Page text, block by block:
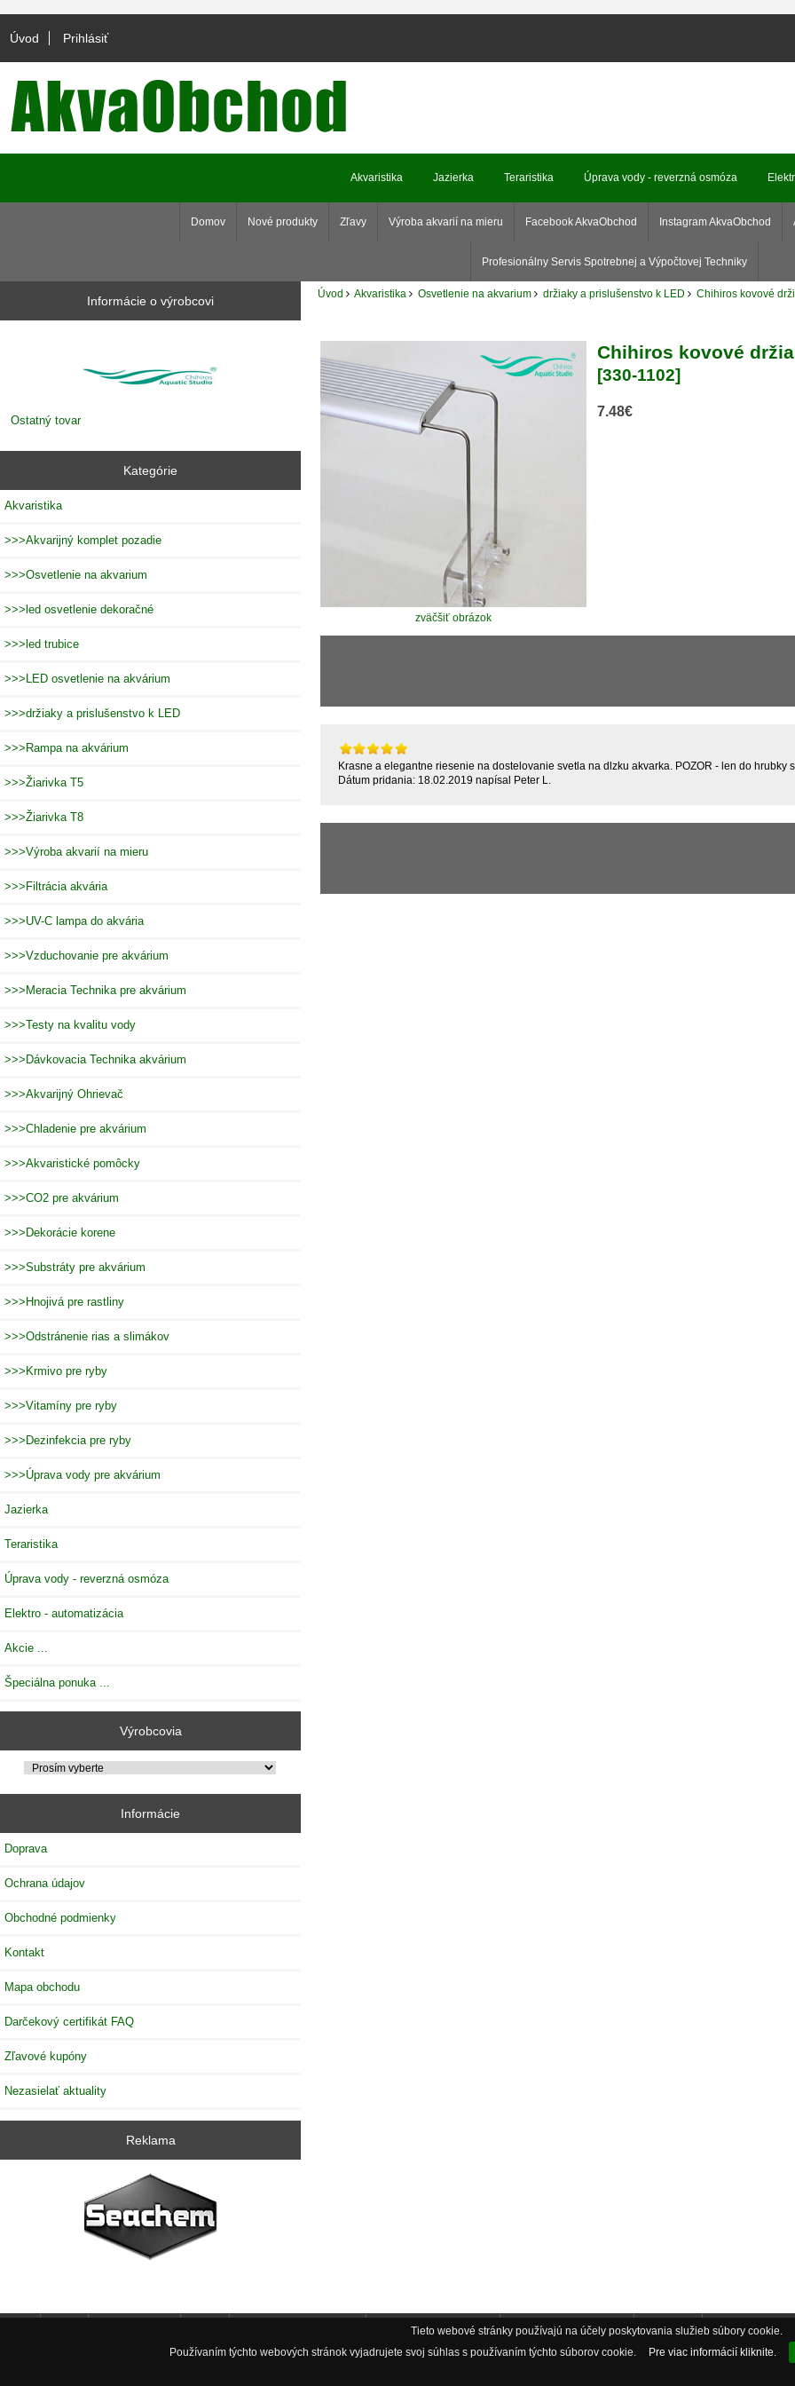
Úvod Prihlásiť
Akvaristika Jazierka Teraristika Úprava vody - reverzná osmóza
Domov Nové produkty Zľavy Výroba akvarií na mieru Facebook AkvaObchod Instagram AkvaObchod
Profesionálny Servis Spotrebnej a Výpočtovej Techniky
Informácie o výrobcovi
Ostatný tovar
Kategórie
Akvaristika
>>>Akvarijný komplet pozadie
>>>Osvetlenie na akvarium
>>>led osvetlenie dekoračné
>>>led trubice
>>>LED osvetlenie na akvárium
>>>držiaky a prislušenstvo k LED
>>>Rampa na akvárium
>>>Žiarivka T5
>>>Žiarivka T8
>>>Výroba akvarií na mieru
>>>Filtrácia akvária
>>>UV-C lampa do akvária
>>>Vzduchovanie pre akvárium
>>>Meracia Technika pre akvárium
>>>Testy na kvalitu vody
>>>Dávkovacia Technika akvárium
>>>Akvarijný Ohrievač
>>>Chladenie pre akvárium
>>>Akvaristické pomôcky
>>>CO2 pre akvárium
>>>Dekorácie korene
>>>Substráty pre akvárium
>>>Hnojivá pre rastliny
>>>Odstránenie rias a slimákov
>>>Krmivo pre ryby
>>>Vitamíny pre ryby
>>>Dezinfekcia pre ryby
>>>Úprava vody pre akvárium
Jazierka
Teraristika
Úprava vody - reverzná osmóza
Elektro - automatizácia
Akcie ...
Špeciálna ponuka ...
Výrobcovia
Informácie
Doprava
Ochrana údajov
Obchodné podmienky
Kontakt
Mapa obchodu
Darčekový certifikát FAQ
Zľavové kupóny
Nezasielať aktuality
Reklama
Úvod Akvaristika Osvetlenie na akvarium držiaky a prislušenstvo k LED Chihiros kovové
zväčšiť obrázok
Chihiros kovové
[330-1102]
7.48€
Krasne a elegantne riesenie na dostelovanie svetla na dlzku akvarka. POZOR - len do hrubky
Dátum pridania: 18.02.2019 napísal Peter L.
Facebook AkvaObchod Instagram AkvaObchod AkvaBlog Pozáručný
Tieto webové stránky používajú na účely poskytovania služieb súbory cookie.
Používaním týchto webových stránok vyjadrujete svoj súhlas s používaním týchto súborov cookie.
Pre viac informácií kliknite.